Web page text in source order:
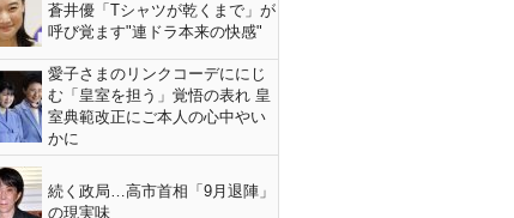
蒼井優「Tシャツが乾くまで」が
呼び覚ます"連ドラ本来の快感"
愛子さまのリンクコーデににじ
む「皇室を担う」覚悟の表れ 皇
室典範改正にご本人の心中やい
かに
続く政局…高市首相「9月退陣」
の現実味